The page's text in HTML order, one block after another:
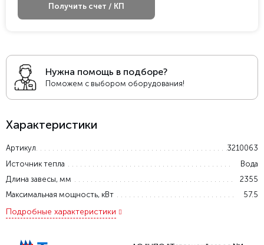
Нужна помощь в подборе?
Поможем с выбором оборудования!
Характеристики
Артикул
3210063
Источник тепла
Вода
Длина завесы, мм
2355
Максимальная мощность, кВт
57.5
Подробные характеристики
Получить счет / КП